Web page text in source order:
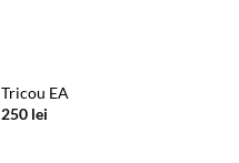
Tricou EA
250 lei